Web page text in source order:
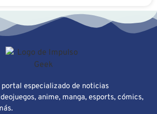
portal especializado de noticias
anime, manga, esports, cómics,